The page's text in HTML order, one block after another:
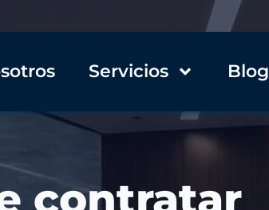
Servicios Blog